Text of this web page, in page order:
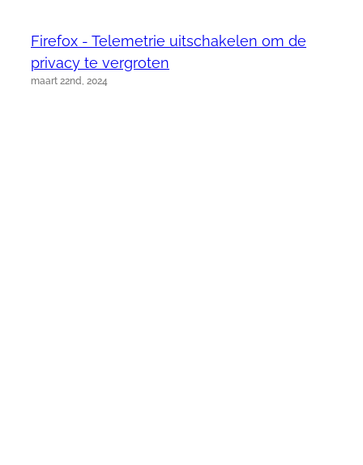
Firefox - Telemetrie uitschakelen om de
privacy te vergroten
maart 22nd, 2024